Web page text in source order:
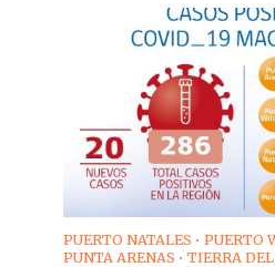
PUERTO NATALES • PUERTO
PUNTA ARENAS • TIERRA DEL